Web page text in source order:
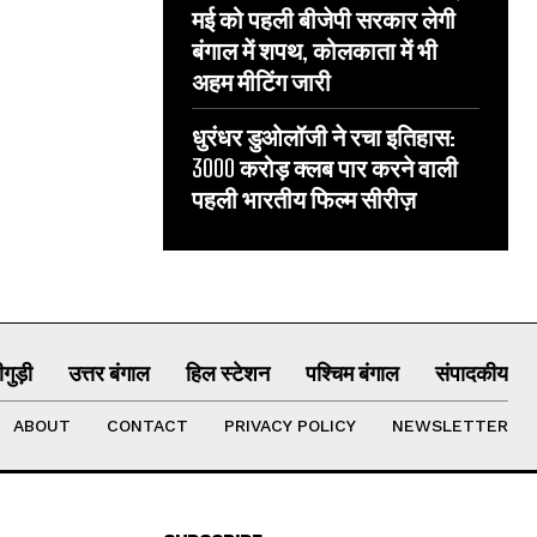
मई को पहली बीजेपी सरकार लेगी
बंगाल में शपथ, कोलकाता में भी
अहम मीटिंग जारी
धुरंधर डुओलॉजी ने रचा इतिहास:
3000 करोड़ क्लब पार करने वाली
पहली भारतीय फिल्म सीरीज़
उत्तर बंगाल हिल स्टेशन पश्चिम बंगाल संपादकीय
ABOUT CONTACT PRIVACY POLICY NEWSLETTER